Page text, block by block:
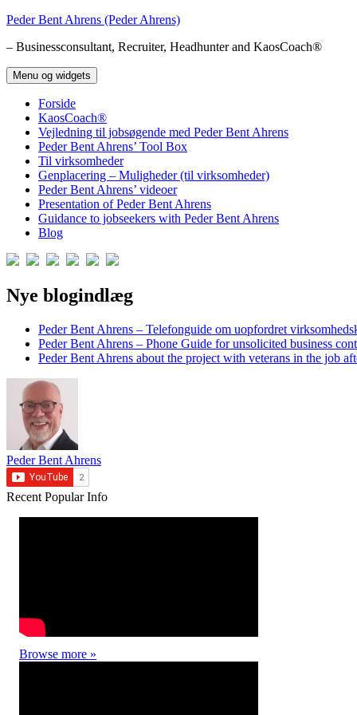
Hop
indhold
Peder Bent Ahrens (Peder Ahrens)
– Businessconsultant, Recruiter, Headhunter and KaosCoach®
Menu og widgets
Forside
KaosCoach®
Vejledning til jobsøgende med Peder Bent Ahrens
Peder Bent Ahrens’ Tool Box
Til virksomheder
Genplacering – Muligheder (til virksomheder)
Peder Bent Ahrens’ videoer
Presentation of Peder Bent Ahrens
Guidance to jobseekers with Peder Bent Ahrens
Blog
Nye blogindlæg
Peder Bent Ahrens – Telefonguide om uopfordret
Peder Bent Ahrens – Phone Guide for unsolicited business
Peder Bent Ahrens about the project with veterans in the job
Peder Bent Ahrens
Recent PopularInfo
Browse more »